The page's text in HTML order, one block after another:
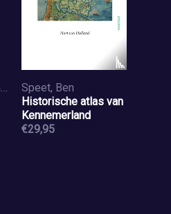
Nationaal Geografisch Instituut
Speet, Ben
Historische atlas van
Kennemerland
€29,95